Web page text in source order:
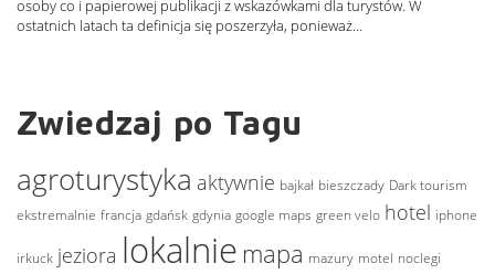
osoby co i papierowej publikacji z wskazówkami dla turystów. W
ostatnich latach ta definicja się poszerzyła, ponieważ…
Zwiedzaj po Tagu
agroturystyka aktywnie bajkał bieszczady Dark tourism
ekstremalnie francja gdańsk gdynia google maps green velo hotel iphone
irkuck jeziora lokalnie mapa mazury motel noclegi